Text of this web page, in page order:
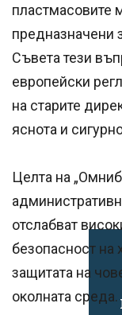
пластмасовите
предназначени
Съвета тези
европейски
на старите
яснота и
Целта на
отслабват
безопасност на
защитата на
околната среда.